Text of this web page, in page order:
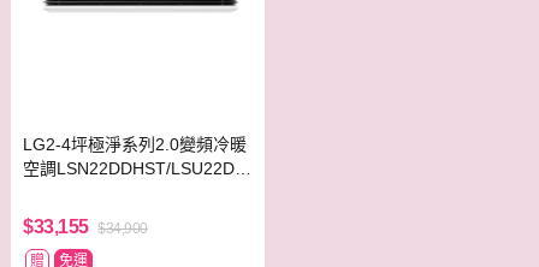
LG2-4坪極淨系列2.0變頻冷暖
空調LSN22DDHST/LSU22DH
$33,155 $34,900
贈
免運